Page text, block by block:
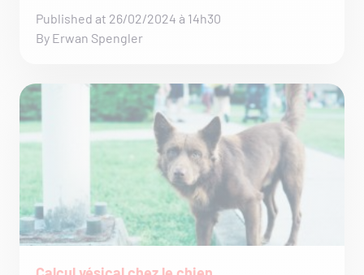
Published at 26/02/2024 à 14h30
By Erwan Spengler